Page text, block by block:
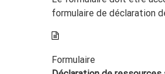
formulaire de déclaration
Formulaire